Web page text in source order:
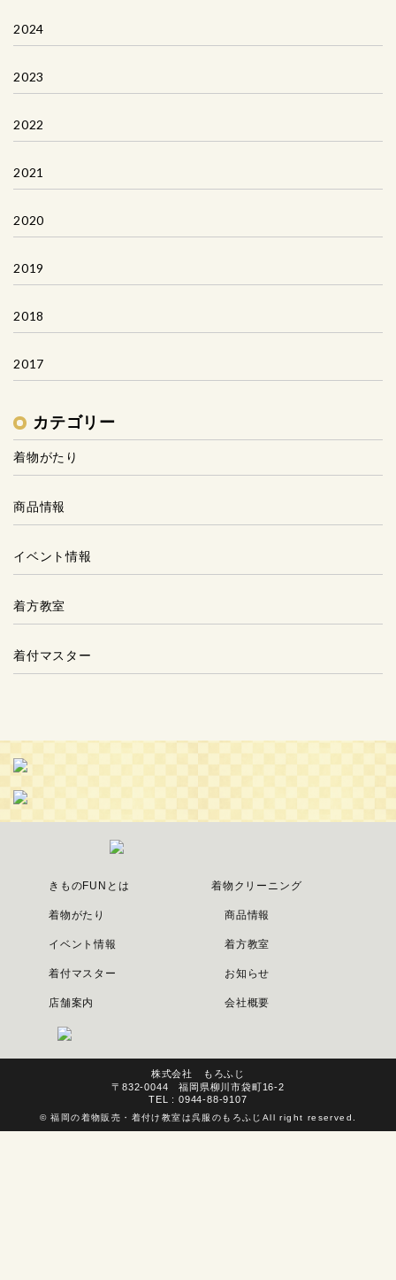
2024
2023
2022
2021
2020
2019
2018
2017
カテゴリー
着物がたり
商品情報
イベント情報
着方教室
着付マスター
きものFUNとは 着物クリーニング
着物がたり 商品情報
イベント情報 着方教室
着付マスター お知らせ
店舗案内 会社概要
株式会社 もろふじ
〒832-0044 福岡県柳川市袋町16-2
TEL : 0944-88-9107
©福岡の着物販売・着付け教室は呉服のもろふじ All right reserved.